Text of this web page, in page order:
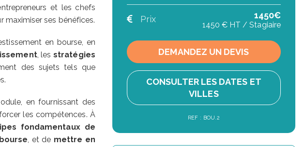
et les chefs
maximiser ses bénéfices.
en bourse, en
, lesstratégies
des sujets tels que
en fournissant des
les compétences. À
fondamentaux de
, et de mettre en
Prix 1450€
1450 € HT / Stagiaire
DEMANDEZ UN DEVIS
CONSULTER LES DATES ET
VILLES
REF : BOU.2